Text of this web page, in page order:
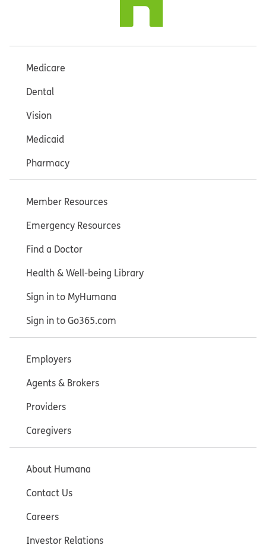
Medicare
Dental
Vision
Medicaid
Pharmacy
Member Resources
Emergency Resources
Find a Doctor
Health & Well-being Library
Sign in to MyHumana
Sign in to Go365.com
Employers
Agents & Brokers
Providers
Caregivers
About Humana
Contact Us
Careers
Investor Relations